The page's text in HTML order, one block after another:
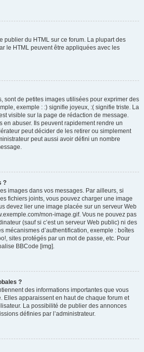
publier du HTML sur ce forum. La plupart des
le HTML peuvent être appliquées avec les
sont de petites images utilisées pour exprimer des
exemple : :) signifie joyeux, :( signifie triste. La
visible sur la page de rédaction de message.
en abuser. Ils peuvent rapidement rendre un
peut décider de les retirer ou simplement
peut aussi avoir défini un nombre
?
images dans vos messages. Par ailleurs, si
fichiers joints, vous pouvez charger une image
devez lier une image placée sur un serveur Web
mon-image.gif. Vous ne pouvez pas
(sauf si c’est un serveur Web public) ni des
mécanismes d’authentification, exemple : boîtes
sites protégés par un mot de passe, etc. Pour
BBCode [img].
?
des informations importantes que vous
Elles apparaissent en haut de chaque forum et
La possibilité de publier des annonces
définies par l’administrateur.